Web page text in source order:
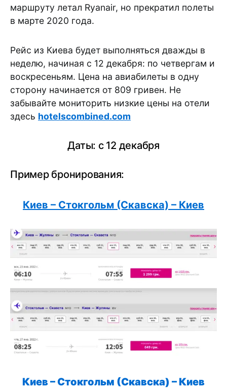
маршруту летал Ryanair, но прекратил полеты
в марте 2020 года.
Рейс из Киева будет выполняться дважды в
неделю, начиная с 12 декабря: по четвергам и
воскресеньям. Цена на авиабилеты в одну
сторону начинается от 809 гривен. Не
забывайте мониторить низкие цены на отели
здесь hotelscombined.com
Даты: с 12 декабря
Пример бронирования:
Киев – Стокгольм (Скавска) – Киев
Киев –Стокгольм (Скавска) – Киев